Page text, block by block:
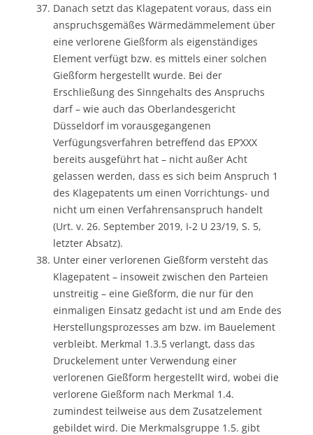
Danach setzt das Klagepatent voraus, dass ein
anspruchsgemäßes Wärmedämmelement über
eine verlorene Gießform als eigenständiges
Element verfügt bzw. es mittels einer solchen
Gießform hergestellt wurde. Bei der
Erschließung des Sinngehalts des Anspruchs
darf – wie auch das Oberlandesgericht
Düsseldorf im vorausgegangenen
Verfügungsverfahren betreffend das EP‘XXX
bereits ausgeführt hat – nicht außer Acht
gelassen werden, dass es sich beim Anspruch 1
des Klagepatents um einen Vorrichtungs- und
nicht um einen Verfahrensanspruch handelt
(Urt. v. 26. September 2019, I-2 U 23/19, S. 5,
letzter Absatz).
Unter einer verlorenen Gießform versteht das
Klagepatent – insoweit zwischen den Parteien
unstreitig – eine Gießform, die nur für den
einmaligen Einsatz gedacht ist und am Ende des
Herstellungsprozesses am bzw. im Bauelement
verbleibt. Merkmal 1.3.5 verlangt, dass das
Druckelement unter Verwendung einer
verlorenen Gießform hergestellt wird, wobei die
verlorene Gießform nach Merkmal 1.4.
zumindest teilweise aus dem Zusatzelement
gebildet wird. Die Merkmalsgruppe 1.5. gibt